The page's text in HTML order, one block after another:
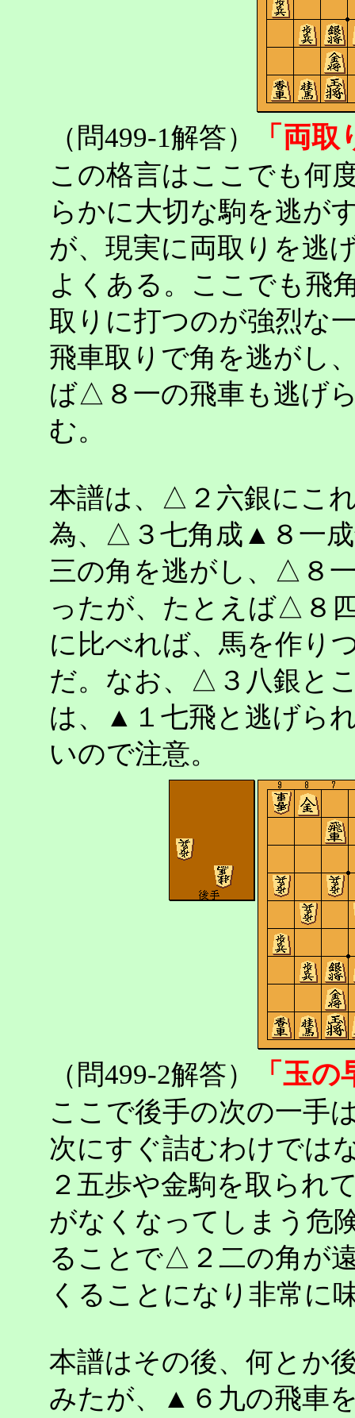
（問499-1解答） 「両
この格言はここでも何
らかに大切な駒を逃が
が、現実に両取りを逃
よくある。ここでも飛
取りに打つのが強烈な
飛車取りで角を逃がし
ば△８一の飛車も逃げ
む。
本譜は、△２六銀にこ
為、△３七角成▲８一
三の角を逃がし、△８
ったが、たとえば△８
に比べれば、馬を作り
だ。なお、△３八銀と
は、▲１七飛と逃げら
いので注意。
（問499-2解答） 「玉
ここで後手の次の一手
次にすぐ詰むわけでは
２五歩や金駒を取られ
がなくなってしまう危
ることで△２二の角が
くることになり非常に
本譜はその後、何とか
みたが、▲６九の飛車